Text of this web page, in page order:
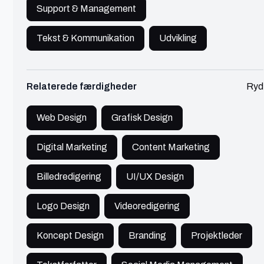
Support & Management
Tekst & Kommunikation
Udvikling
Relaterede færdigheder Ryd
Web Design
Grafisk Design
Digital Marketing
Content Marketing
Billedredigering
UI/UX Design
Logo Design
Videoredigering
Koncept Design
Branding
Projektleder
Thor
Online Marketing Specialist | Digital
Growth & AI
🔥 Populær Marketing 600 - 750 kr./t
Specialist i Google Ads, Bing Ads, SEO,
Tracking/konverteringssporing og data analyse.
Med +10 års erfaring og +40 mil. i
annonceomsætning.
Se profil
Rosa
Gentofte